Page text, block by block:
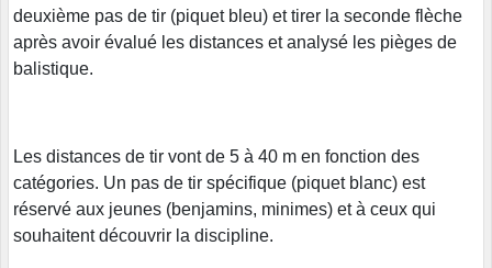
deuxième pas de tir (piquet bleu) et tirer la seconde flèche
après avoir évalué les distances et analysé les pièges de
balistique.
Les distances de tir vont de 5 à 40 m en fonction des
catégories. Un pas de tir spécifique (piquet blanc) est
réservé aux jeunes (benjamins, minimes) et à ceux qui
souhaitent découvrir la discipline.